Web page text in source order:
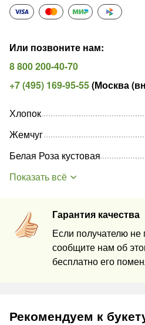
Или позвоните нам:
8 800 200-40-70
+7 (495) 169-95-55(Москва
Гарантия качества
Если получателю не
сообщите нам об
бесплатно его
Хлопок
Жемчуг
Белая Роза кустовая
Показать всё
Рекомендуем к